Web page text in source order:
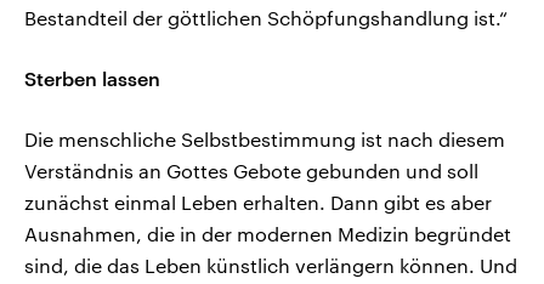
Bestandteil der göttlichen Schöpfungshandlung ist.“
Sterben lassen
Die menschliche Selbstbestimmung ist nach diesem
Verständnis an Gottes Gebote gebunden und soll
zunächst einmal Leben erhalten. Dann gibt es aber
Ausnahmen, die in der modernen Medizin begründet
sind, die das Leben künstlich verlängern können. Und